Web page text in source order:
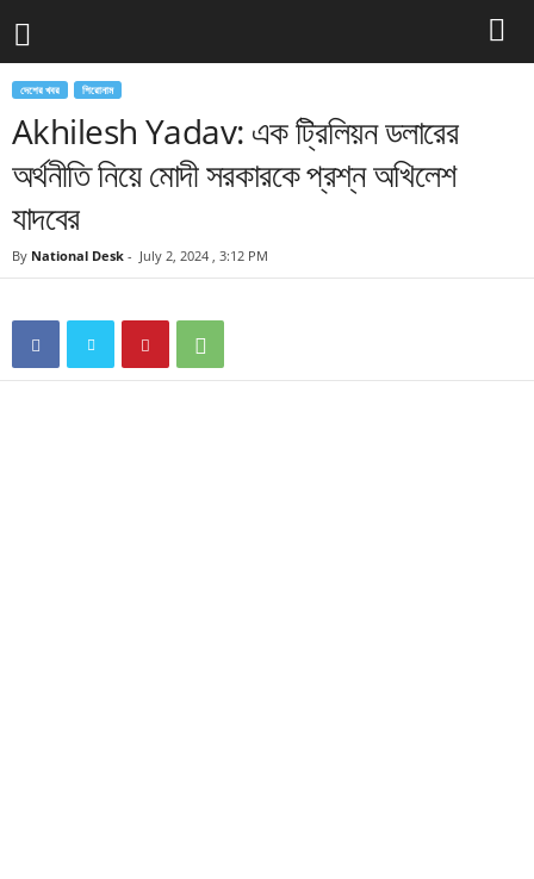
দেশের খবর শিরোনাম
Akhilesh Yadav: এক ট্রিলিয়ন ডলারের
অর্থনীতি নিয়ে মোদী সরকারকে প্রশ্ন অখিলেশ
যাদবের
By National Desk - July 2, 2024 , 3:12 PM